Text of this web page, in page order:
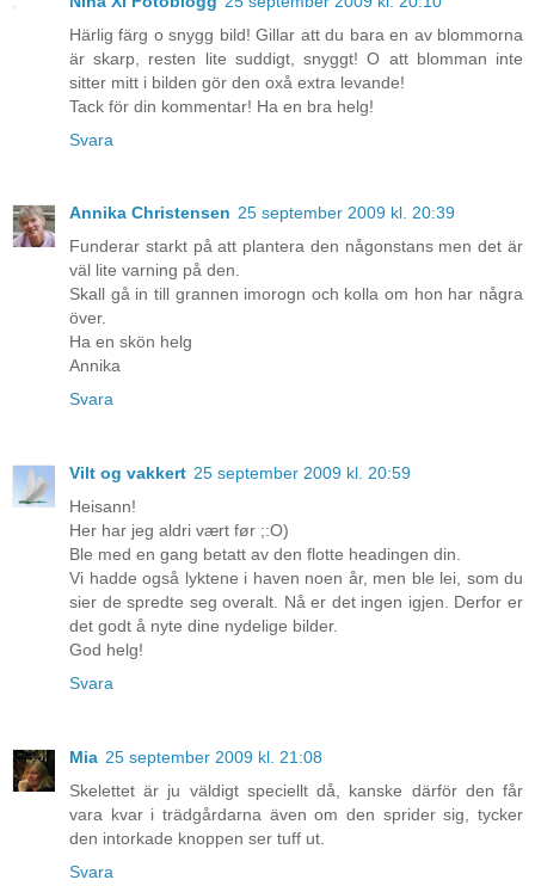
Härlig färg o snygg bild! Gillar att du bara en av blommorna
är skarp, resten lite suddigt, snyggt! O att blomman inte
sitter mitt i bilden gör den oxå extra levande!
Tack för din kommentar! Ha en bra helg!
Svara
Annika Christensen 25 september 2009 kl. 20:39
Funderar starkt på att plantera den någonstans men det är
väl lite varning på den.
Skall gå in till grannen imorogn och kolla om hon har några
över.
Ha en skön helg
Annika
Svara
Vilt og vakkert 25 september 2009 kl. 20:59
Heisann!
Her har jeg aldri vært før ;:O)
Ble med en gang betatt av den flotte headingen din.
Vi hadde også lyktene i haven noen år, men ble lei, som du
sier de spredte seg overalt. Nå er det ingen igjen. Derfor er
det godt å nyte dine nydelige bilder.
God helg!
Svara
Mia 25 september 2009 kl. 21:08
Skelettet är ju väldigt speciellt då, kanske därför den får
vara kvar i trädgårdarna även om den sprider sig, tycker
den intorkade knoppen ser tuff ut.
Svara